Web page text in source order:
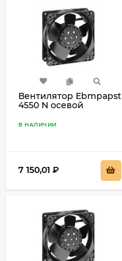
Вентилятор Ebmpapst
4550 N осевой
В НАЛИЧИИ
7 150,01